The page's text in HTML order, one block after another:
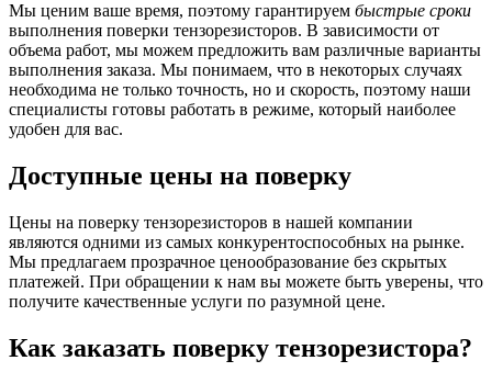
Мы ценим ваше время, поэтому гарантируем быстрые сроки
выполнения поверки тензорезисторов. В зависимости от
объема работ, мы можем предложить вам различные варианты
выполнения заказа. Мы понимаем, что в некоторых случаях
необходима не только точность, но и скорость, поэтому наши
специалисты готовы работать в режиме, который наиболее
удобен для вас.
Доступные цены на поверку
Цены на поверку тензорезисторов в нашей компании
являются одними из самых конкурентоспособных на рынке.
Мы предлагаем прозрачное ценообразование без скрытых
платежей. При обращении к нам вы можете быть уверены, что
получите качественные услуги по разумной цене.
Как заказать поверку тензорезистора?